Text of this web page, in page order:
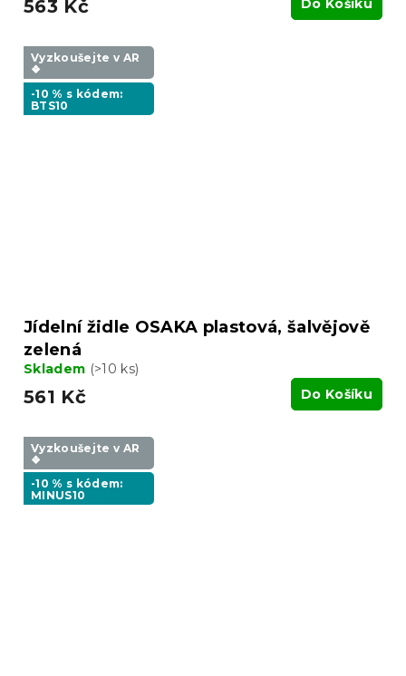
563 Kč Do Košíku
Vyzkoušejte v AR
❖
-10 % s kódem:
BTS10
Jídelní židle OSAKA plastová, šalvějově
zelená
Skladem (>10 ks)
561 Kč Do Košíku
Vyzkoušejte v AR
❖
-10 % s kódem:
MINUS10